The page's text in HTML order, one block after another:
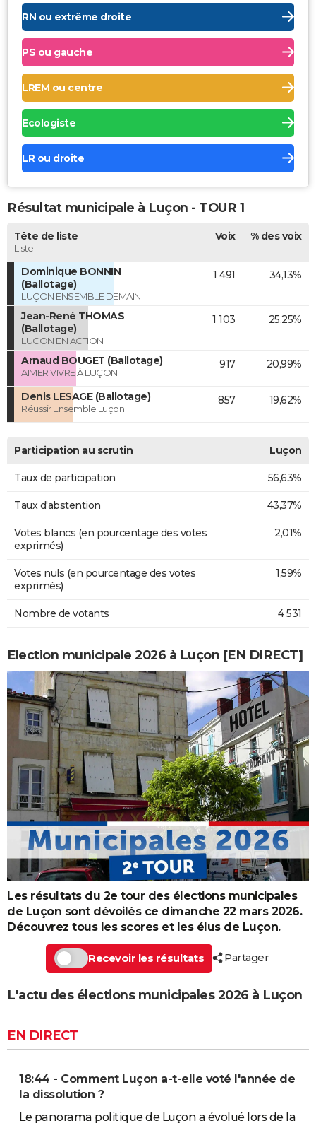
RN ou extrême droite
PS ou gauche
LREM ou centre
Ecologiste
LR ou droite
Résultat municipale à Luçon - TOUR 1
Tête de liste
Liste
Voix % des voix
Dominique BONNIN
(Ballotage)
LUÇON ENSEMBLE DEMAIN
1 491 34,13%
Jean-René THOMAS
(Ballotage)
LUCON EN ACTION
1 103 25,25%
Arnaud BOUGET (Ballotage)
AIMER VIVRE À LUÇON
917 20,99%
Denis LESAGE (Ballotage)
Réussir Ensemble Luçon
857 19,62%
Participation au scrutin Luçon
Taux de participation 56,63%
Taux d'abstention 43,37%
Votes blancs (en pourcentage des votes
exprimés)
2,01%
Votes nuls (en pourcentage des votes
exprimés)
1,59%
Nombre de votants 4 531
Election municipale 2026 à Luçon [EN DIRECT]
Les résultats du 2e tour des élections municipales
de Luçon sont dévoilés ce dimanche 22 mars 2026.
Découvrez tous les scores et les élus de Luçon.
Recevoir les résultats Partager
L'actu des élections municipales 2026 à Luçon
EN DIRECT
18:44 - Comment Luçon a-t-elle voté l'année de
la dissolution ?
Le panorama politique de Luçon a évolué lors de la